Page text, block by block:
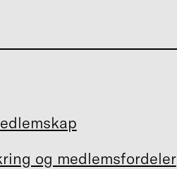
og medlemsfordeler